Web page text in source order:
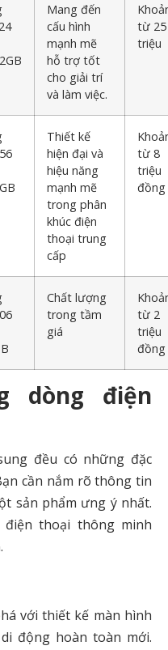
Mang đến
cấu hình
mạnh mẽ
hỗ trợ tốt
cho giải trí
và làm việc.
từ 25
triệu
Thiết kế
hiện đại và
hiệu năng
mạnh mẽ
trong phân
khúc điện
thoại trung
cấp
từ 8
triệu
đồng
Chất lượng
trong tầm
giá
từ 2
triệu
đồng
dòng điện
đều có những đặc
cần nắm rõ thông tin
sản phẩm ưng ý nhất.
thoại thông minh
với thiết kế màn hình
động hoàn toàn mới.